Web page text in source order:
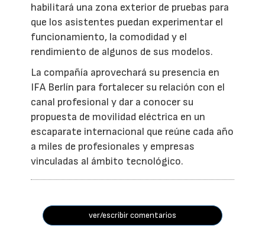
habilitará una zona exterior de pruebas para
que los asistentes puedan experimentar el
funcionamiento, la comodidad y el
rendimiento de algunos de sus modelos.
La compañía aprovechará su presencia en
IFA Berlín para fortalecer su relación con el
canal profesional y dar a conocer su
propuesta de movilidad eléctrica en un
escaparate internacional que reúne cada año
a miles de profesionales y empresas
vinculadas al ámbito tecnológico.
ver/escribir comentarios